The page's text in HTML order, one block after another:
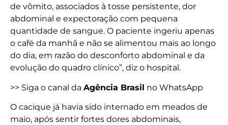
de vômito, associados à tosse persistente, dor
abdominal e expectoração com pequena
quantidade de sangue. O paciente ingeriu apenas
o café da manhã e não se alimentou mais ao longo
do dia, em razão do desconforto abdominal e da
evolução do quadro clínico”, diz o hospital.
>> Siga o canal da Agência Brasil no WhatsApp
O cacique já havia sido internado em meados de
maio, após sentir fortes dores abdominais,